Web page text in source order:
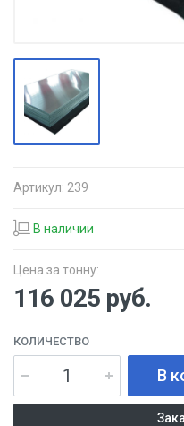
Артикул: 239
В наличии
Цена за тонну:
116 025 руб.
КОЛИЧЕСТВО
В